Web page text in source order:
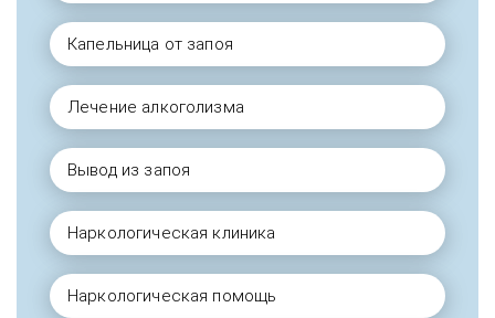
Капельница от запоя
Лечение алкоголизма
Вывод из запоя
Наркологическая клиника
Наркологическая помощь